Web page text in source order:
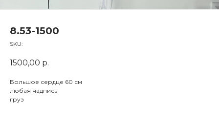
8.53-1500
SKU:
1500,00 р.
Большое сердце 60 см
любая надпись
груз